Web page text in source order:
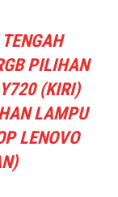
PILIHAN
(KIRI)
LAMPU
LENOVO